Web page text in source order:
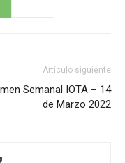
Artículo siguiente
Semanal IOTA – 14
de Marzo 2022